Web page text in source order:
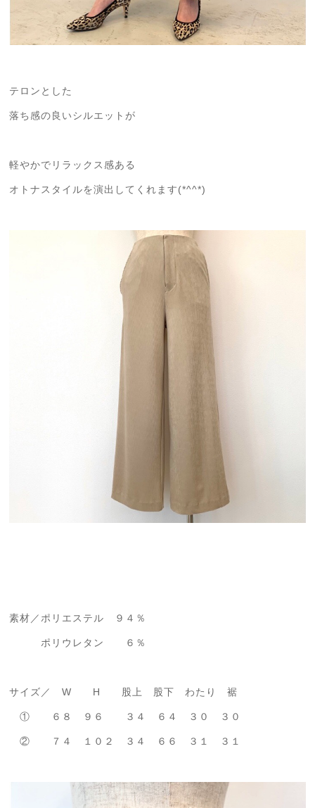
テロンとした
落ち感の良いシルエットが
軽やかでリラックス感ある
オトナスタイルを演出してくれます(*^^*)
素材／ポリエステル ９４％
ポリウレタン ６％
サイズ／ W H 股上 股下 わたり 裾
① ６８ ９６ ３４ ６４ ３０ ３０
② ７４ １０２ ３４ ６６ ３１ ３１